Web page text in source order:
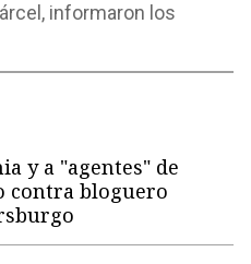
informaron los
y a "agentes" de
contra bloguero